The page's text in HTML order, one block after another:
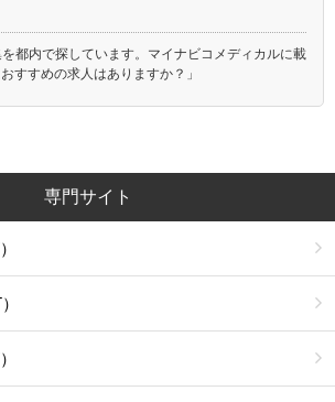
を都内で探しています。マイナビコメディカルに載
すすめの求人はありますか？」
専門サイト